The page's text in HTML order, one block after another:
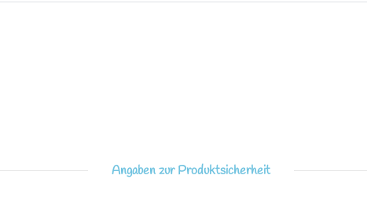
Angaben zur Produktsicherheit